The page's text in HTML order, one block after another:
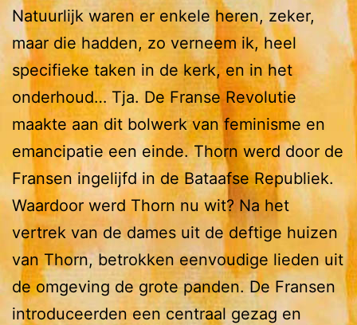
Natuurlijk waren er enkele heren, zeker,
maar die hadden, zo verneem ik, heel
specifieke taken in de kerk, en in het
onderhoud… Tja. De Franse Revolutie
maakte aan dit bolwerk van feminisme en
emancipatie een einde. Thorn werd door de
Fransen ingelijfd in de Bataafse Republiek.
Waardoor werd Thorn nu wit? Na het
vertrek van de dames uit de deftige huizen
van Thorn, betrokken eenvoudige lieden uit
de omgeving de grote panden. De Fransen
introduceerden een centraal gezag en